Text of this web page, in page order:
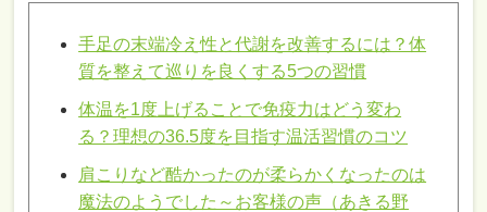
手足の末端冷え性と代謝を改善するには？体
質を整えて巡りを良くする5つの習慣
体温を1度上げることで免疫力はどう変わ
る？理想の36.5度を目指す温活習慣のコツ
肩こりなど酷かったのが柔らかくなったのは
魔法のようでした～お客様の声（あきる野